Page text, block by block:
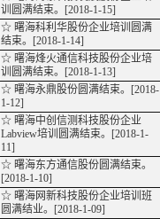
训圆满结束。[2018-1-15]
☆ 曙海科利华股份企业培训圆满
结束。[2018-1-14]
☆ 曙海烽火通信科技股份企业培
训圆满结束。[2018-1-13]
☆ 曙海永鼎股份圆满结束。[2018-
1-12]
☆ 曙海中创信测科技股份企业
Labview培训圆满结束。[2018-1-
11]
☆ 曙海东方通信股份圆满结束。
[2018-1-10]
☆ 曙海网新科技股份企业培训班
圆满结业。[2018-1-09]